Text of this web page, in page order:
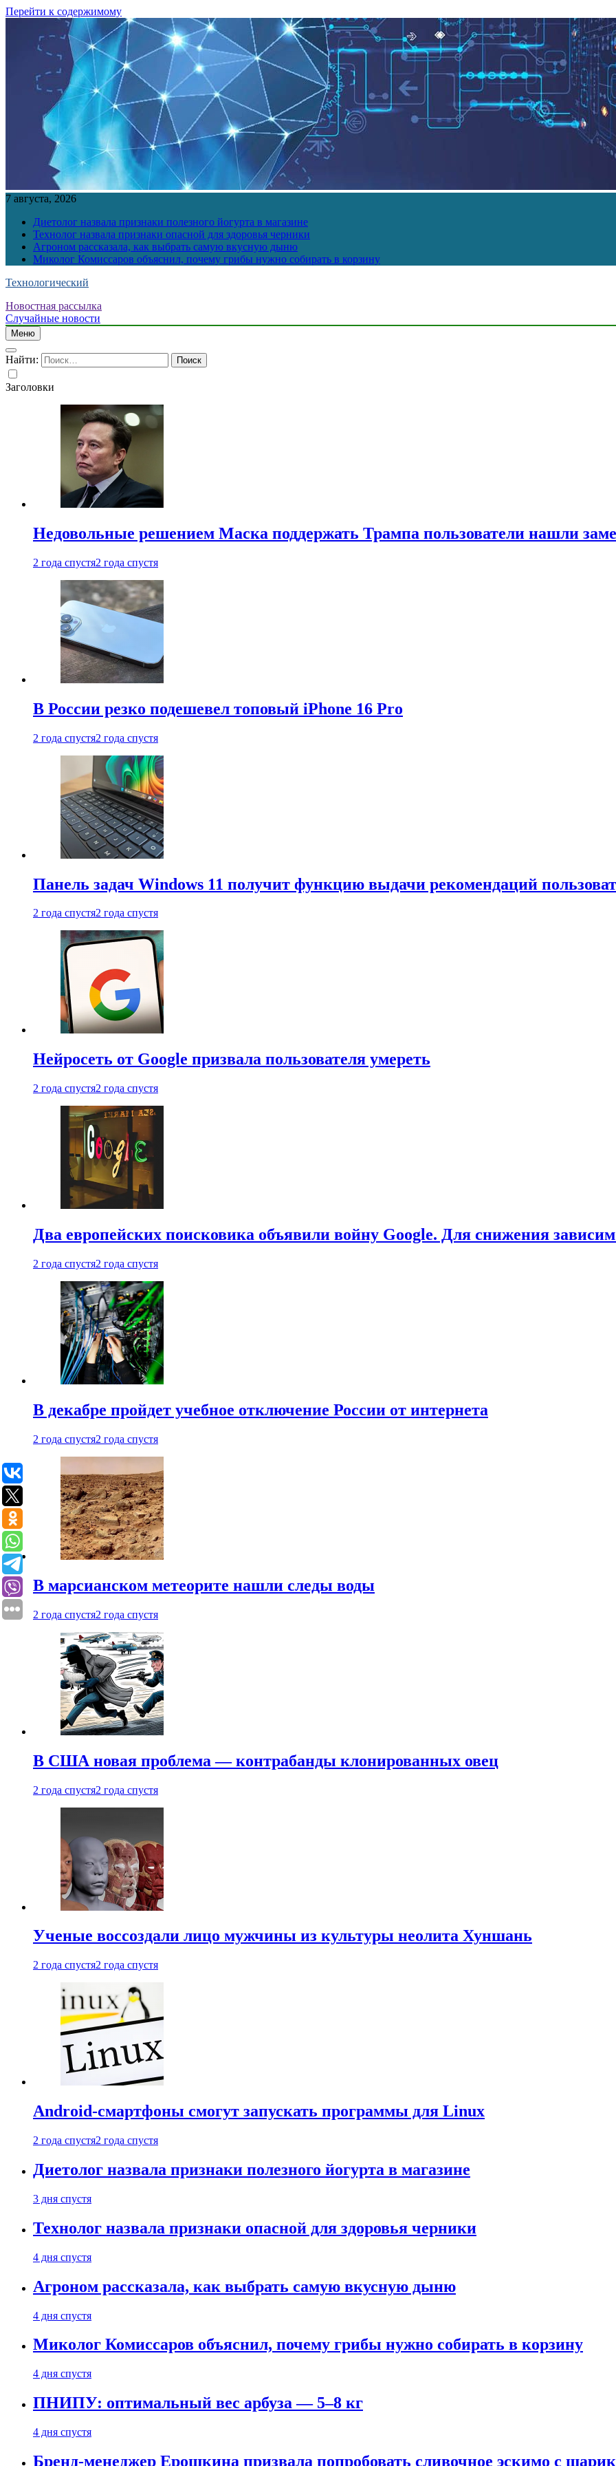
Перейти к содержимому
7 августа, 2026
Диетолог назвала признаки полезного йогурта в магазине
Технолог назвала признаки опасной для здоровья черники
Агроном рассказала, как выбрать самую вкусную дыню
Миколог Комиссаров объяснил, почему грибы нужно собирать в корзину
Технологический
Новостная рассылка
Случайные новости
Меню
Найти:
Заголовки
Недовольные решением Маска поддержать Трампа пользователи нашли
2 года спустя2 года спустя
В России резко подешевел топовый iPhone 16 Pro
2 года спустя2 года спустя
Панель задач Windows 11 получит функцию выдачи рекомендаций
2 года спустя2 года спустя
Нейросеть от Google призвала пользователя умереть
2 года спустя2 года спустя
Два европейских поисковика объявили войну Google. Для снижения
2 года спустя2 года спустя
В декабре пройдет учебное отключение России от интернета
2 года спустя2 года спустя
В марсианском метеорите нашли следы воды
2 года спустя2 года спустя
В США новая проблема — контрабанды клонированных овец
2 года спустя2 года спустя
Ученые воссоздали лицо мужчины из культуры неолита Хуншань
2 года спустя2 года спустя
Android-смартфоны смогут запускать программы для Linux
2 года спустя2 года спустя
Диетолог назвала признаки полезного йогурта в магазине
3 дня спустя
Технолог назвала признаки опасной для здоровья черники
4 дня спустя
Агроном рассказала, как выбрать самую вкусную дыню
4 дня спустя
Миколог Комиссаров объяснил, почему грибы нужно собирать в корзину
4 дня спустя
ПНИПУ: оптимальный вес арбуза — 5–8 кг
4 дня спустя
Бренд-менеджер Ерошкина призвала попробовать сливочное эскимо с